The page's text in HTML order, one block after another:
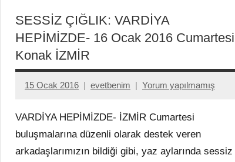
SESSİZ ÇIĞLIK: VARDİYA
HEPİMİZDE- 16 Ocak 2016 Cumartesi
Konak İZMİR
15 Ocak 2016 evetbenim Yorum yapılmamış
VARDİYA HEPİMİZDE- İZMİR Cumartesi
buluşmalarına düzenli olarak destek veren
arkadaşlarımızın bildiği gibi, yaz aylarında sessiz